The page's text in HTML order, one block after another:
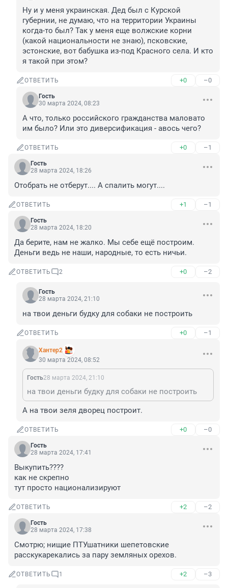
Ну и у меня украинская. Дед был с Курской
губернии, не думаю, что на территории Украины
когда-то был? Так у меня еще волжские корни
(какой национальности не знаю), псковские,
эстонские, вот бабушка из-под Красного села. И кто
я такой при этом?
ОТВЕТИТЬ +0 –0
Гость
30 марта 2024, 08:23
А что, только российского гражданства маловато
им было? Или это диверсификация - авось чего?
ОТВЕТИТЬ +0 –1
Гость
28 марта 2024, 18:26
Отобрать не отберут.... А спалить могут....
ОТВЕТИТЬ +1 –1
Гость
28 марта 2024, 18:20
Да берите, нам не жалко. Мы себе ещё построим.
Деньги ведь не наши, народные, то есть ничьи.
ОТВЕТИТЬ 2 +0 –2
Гость
28 марта 2024, 21:10
на твои деньги будку для собаки не построить
ОТВЕТИТЬ +0 –1
Хантер2
30 марта 2024, 08:52
Гость28 марта 2024, 21:10
на твои деньги будку для собаки не построить
А на твои зеля дворец построит.
ОТВЕТИТЬ +0 –0
Гость
28 марта 2024, 17:41
Выкупить????
как не скрепно
тут просто национализируют
ОТВЕТИТЬ +2 –2
Гость
28 марта 2024, 17:38
Смотрю; нищие ПТУшатники шепетовские
расскукарекались за пару земляных орехов.
ОТВЕТИТЬ 1 +2 –3